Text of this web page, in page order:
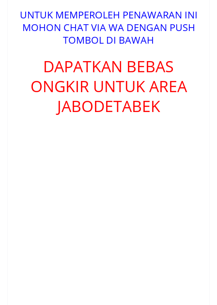
UNTUK MEMPEROLEH PENAWARAN INI
MOHON CHAT VIA WA DENGAN PUSH
TOMBOL DI BAWAH
DAPATKAN BEBAS
ONGKIR UNTUK AREA
JABODETABEK